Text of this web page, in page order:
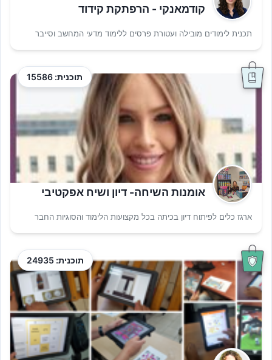
קודמאנקי - הרפתקת קידוד
תכנית לימודים מובילה ועטורת פרסים ללימוד מדעי המחשב וסייבר
תוכנית: 15586
אומנות השיחה- דיון ושיח אפקטיבי
ארגז כלים לפיתוח דיון בכיתה בכל מקצועות הלימוד והסוגיות החבר
תוכנית: 24935